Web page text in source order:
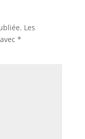
Les
*